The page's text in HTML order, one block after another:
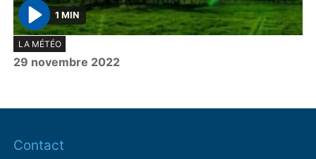
P
l
a
1 MIN
LA MÉTÉO
29 novembre 2022
Contact